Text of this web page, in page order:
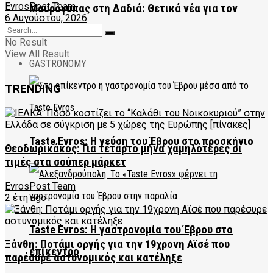
Μαυρόγυπας στη Δαδιά: Θετικά νέα για τον
πληθυσμό
GASTRONOMY
Taste Evros: Η γεύση του Έβρου στο προσκήνιο
Taste Evros: Η γαστρονομία του Έβρου στο
επίκεντρο
EvrosPost Team
6 Αυγούστου, 2026
No Result
View All Result
TRENDING
Θεοδωρικάκος: Για τέταρτο μήνα χαμηλότερες οι
τιμές στα σούπερ μάρκετ
EvrosPost Team
2 έτη ago
Ξάνθη: Ποτάμι οργής για την 19χρονη Αϊσέ που
παρέσυρε αστυνομικός και κατέληξε